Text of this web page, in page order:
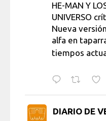
HE-MAN Y
UNIVERSO
Nueva
alfa en
tiempos
DIARIO DE